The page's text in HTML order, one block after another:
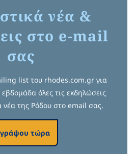
νέα &
στο e-mail
σας
list του rhodes.com.gr για
όλες τις εκδηλώσεις
νέα της Ρόδου στο email σας.
τώρα